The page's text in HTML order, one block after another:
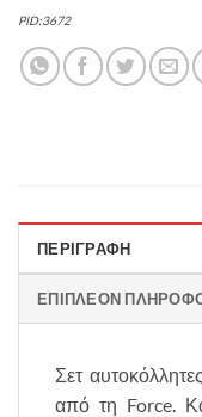
PID:3672
ΠΕΡΙΓΡΑΦΉ
ΕΠΙΠΛΈΟΝ
Σετ
από τη Force.